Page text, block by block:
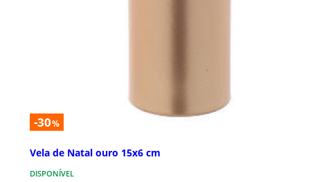
-30%
Vela de Natal ouro 15x6 cm
DISPONÍVEL